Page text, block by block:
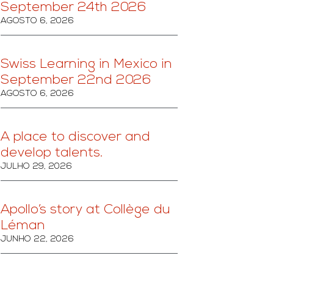
September 24th 2026
AGOSTO 6, 2026
Swiss Learning in Mexico in
September 22nd 2026
AGOSTO 6, 2026
A place to discover and
develop talents.
JULHO 29, 2026
Apollo’s story at Collège du
Léman
JUNHO 22, 2026